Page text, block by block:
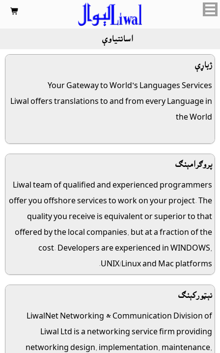

اسانتياوې
ژباړې
Your Gateway to World's Languages Services
Liwal offers translations to and from every Language in
the World
پروګرامېنګ
Liwal team of qualified and experienced programmers
offer you offshore services to work on your project. The
quality you receive is equivalent or superior to that
offered by the local companies, but at a fraction of the
cost. Developers are experienced in WINDOWS,
UNIX/Linux and Mac platforms.
نېټورکېنګ
LiwalNet Networking & Communication Division of
Liwal Ltd is a networking service firm providing
networking design, implementation, maintenance,